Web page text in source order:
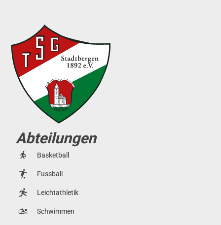
Abteilungen
Basketball
Fussball
Leichtathletik
Schwimmen